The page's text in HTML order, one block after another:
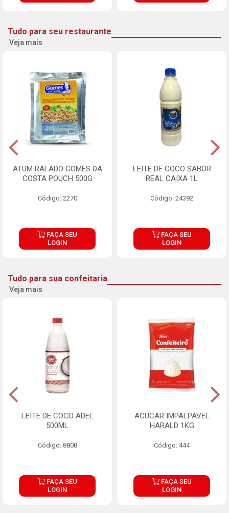
Tudo para seu restaurante
Veja mais
ATUM RALADO GOMES DA
COSTA POUCH 500G
Código: 2270
FAÇA SEU
LOGIN
LEITE DE COCO SABOR
REAL CAIXA 1L
Código: 24392
FAÇA SEU
LOGIN
Tudo para sua confeitaria
Veja mais
LEITE DE COCO ADEL
500ML
Código: 8808
FAÇA SEU
LOGIN
ACUCAR IMPALPAVEL
HARALD 1KG
Código: 444
FAÇA SEU
LOGIN